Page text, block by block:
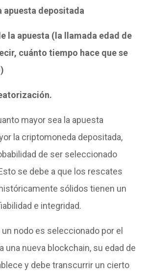
apuesta depositada
la apuesta (la llamada edad de
cuánto tiempo hace que se
mayor sea la apuesta
la criptomoneda depositada,
de ser seleccionado
se debe a que los rescates
sólidos tienen un
e integridad.
nodo es seleccionado por el
una nueva blockchain, su edad de
y debe transcurrir un cierto